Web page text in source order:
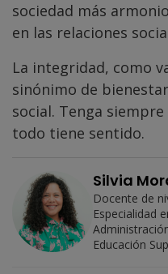
sociedad más
en las relaciones
La integridad, como
sinónimo de
social. Tenga
todo tiene sentido.
Silvia
Docente de
Especialidad
Educación